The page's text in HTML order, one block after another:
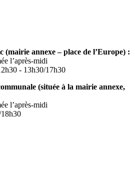
(mairie annexe – place de l’Europe) :
l’après-midi
- 13h30/17h30
(située à la mairie annexe,
l’après-midi